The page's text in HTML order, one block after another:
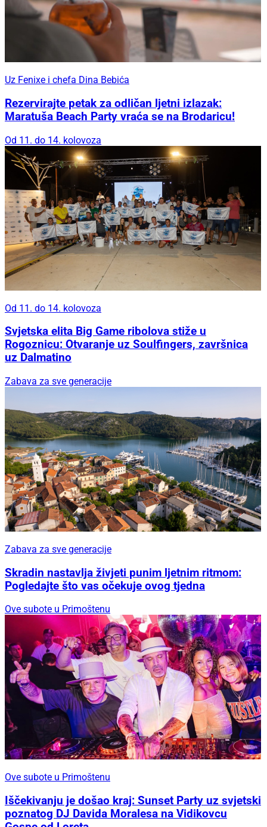
Uz Fenixe i chefa Dina Bebića
Rezervirajte petak za odličan ljetni izlazak:
Maratuša Beach Party vraća se na Brodaricu!
Od 11. do 14. kolovoza
Od 11. do 14. kolovoza
Svjetska elita Big Game ribolova stiže u
Rogoznicu: Otvaranje uz Soulfingers, završnica
uz Dalmatino
Zabava za sve generacije
Zabava za sve generacije
Skradin nastavlja živjeti punim ljetnim ritmom:
Pogledajte što vas očekuje ovog tjedna
Ove subote u Primoštenu
Ove subote u Primoštenu
Iščekivanju je došao kraj: Sunset Party uz svjetski
poznatog DJ Davida Moralesa na Vidikovcu